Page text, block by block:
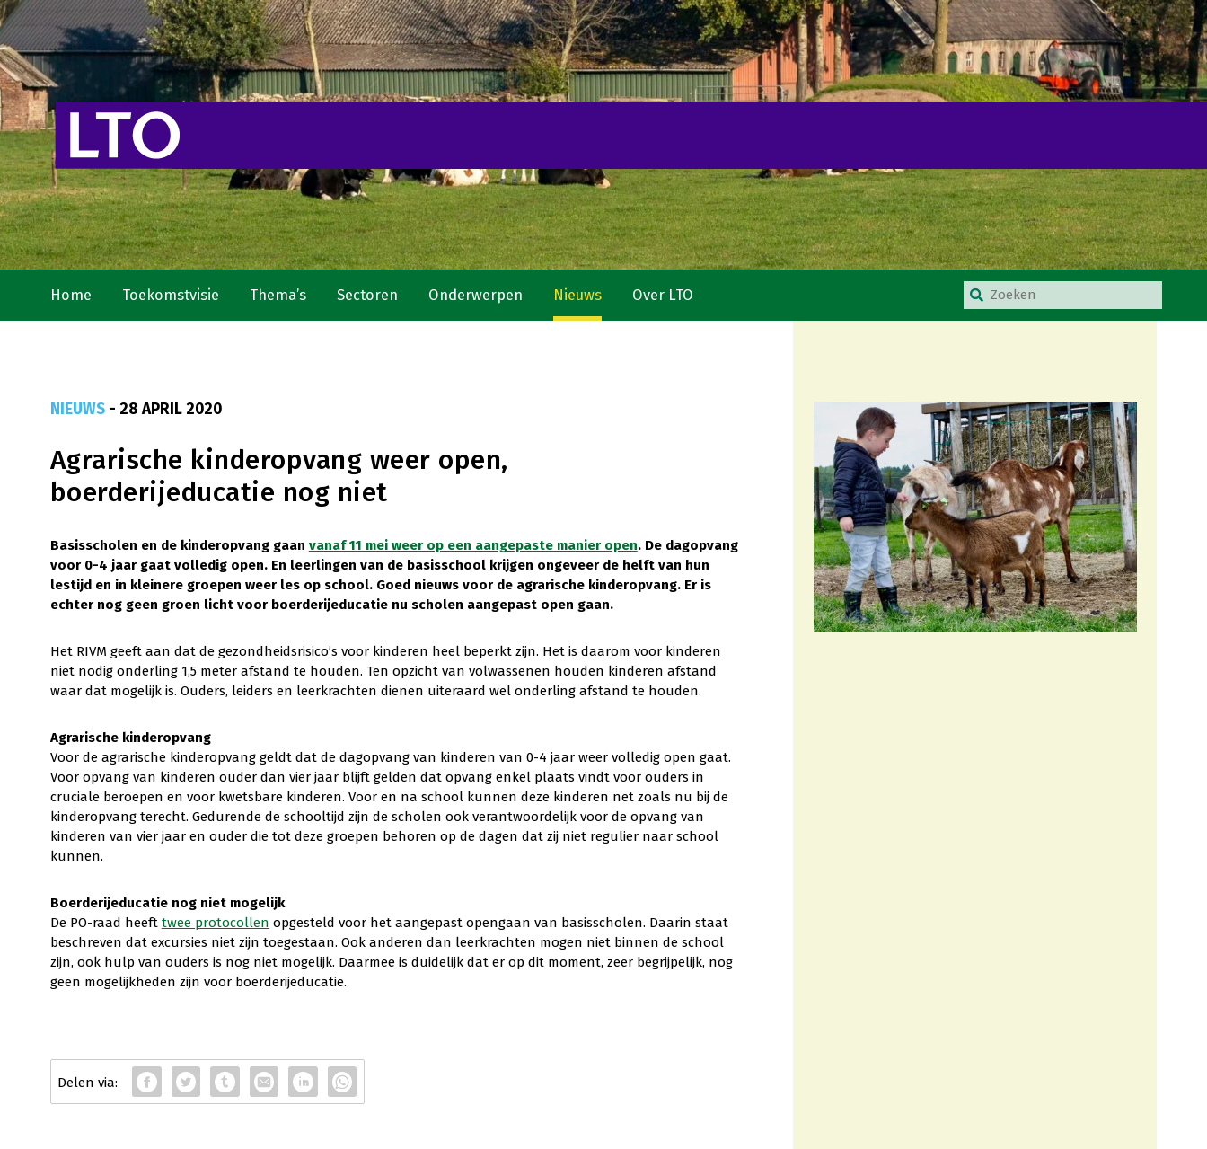
Home Toekomstvisie Thema’s Sectoren Onderwerpen Nieuws Over LTO
NIEUWS- 28 APRIL 2020
Agrarische kinderopvang weer open,
boerderijeducatie nog niet
Basisscholen en de kinderopvang gaan vanaf 11 mei weer op een aangepaste manier open. De dagopvang
voor 0-4 jaar gaat volledig open. En leerlingen van de basisschool krijgen ongeveer de helft van hun
lestijd en in kleinere groepen weer les op school. Goed nieuws voor de agrarische kinderopvang. Er is
echter nog geen groen licht voor boerderijeducatie nu scholen aangepast open gaan.
Het RIVM geeft aan dat de gezondheidsrisico’s voor kinderen heel beperkt zijn. Het is daarom voor kinderen
niet nodig onderling 1,5 meter afstand te houden. Ten opzicht van volwassenen houden kinderen afstand
waar dat mogelijk is. Ouders, leiders en leerkrachten dienen uiteraard wel onderling afstand te houden.
Agrarische kinderopvang
Voor de agrarische kinderopvang geldt dat de dagopvang van kinderen van 0-4 jaar weer volledig open gaat.
Voor opvang van kinderen ouder dan vier jaar blijft gelden dat opvang enkel plaats vindt voor ouders in
cruciale beroepen en voor kwetsbare kinderen. Voor en na school kunnen deze kinderen net zoals nu bij de
kinderopvang terecht. Gedurende de schooltijd zijn de scholen ook verantwoordelijk voor de opvang van
kinderen van vier jaar en ouder die tot deze groepen behoren op de dagen dat zij niet regulier naar school
kunnen.
Boerderijeducatie nog niet mogelijk
De PO-raad heeft twee protocollen opgesteld voor het aangepast opengaan van basisscholen. Daarin staat
beschreven dat excursies niet zijn toegestaan. Ook anderen dan leerkrachten mogen niet binnen de school
zijn, ook hulp van ouders is nog niet mogelijk. Daarmee is duidelijk dat er op dit moment, zeer begrijpelijk, nog
geen mogelijkheden zijn voor boerderijeducatie.